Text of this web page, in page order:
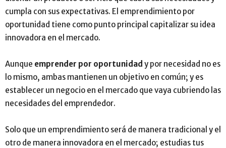
cumpla con sus expectativas. El emprendimiento por
oportunidad tiene como punto principal capitalizar su idea
innovadora en el mercado.
Aunque emprender por oportunidad y por necesidad no es
lo mismo, ambas mantienen un objetivo en común; y es
establecer un negocio en el mercado que vaya cubriendo las
necesidades del emprendedor.
Solo que un emprendimiento será de manera tradicional y el
otro de manera innovadora en el mercado; estudias tus